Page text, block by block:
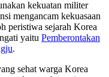
kekuatan militer
mengancam kekuasaan
peristiwa sejarah Korea
yaitu Pemberontakan
.
sehat warga Korea